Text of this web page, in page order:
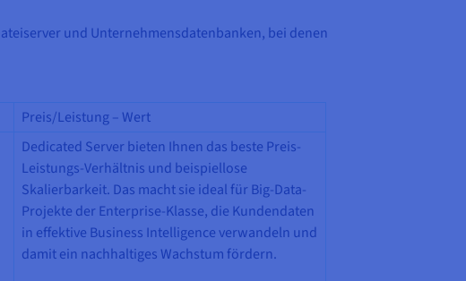
und Unternehmensdatenbanken, bei denen
Preis/Leistung – Wert
Dedicated Server bieten Ihnen das beste Preis-
Leistungs-Verhältnis und beispiellose
Skalierbarkeit. Das macht sie ideal für Big-Data-
Projekte der Enterprise-Klasse, die Kundendaten
in effektive Business Intelligence verwandeln und
damit ein nachhaltiges Wachstum fördern.